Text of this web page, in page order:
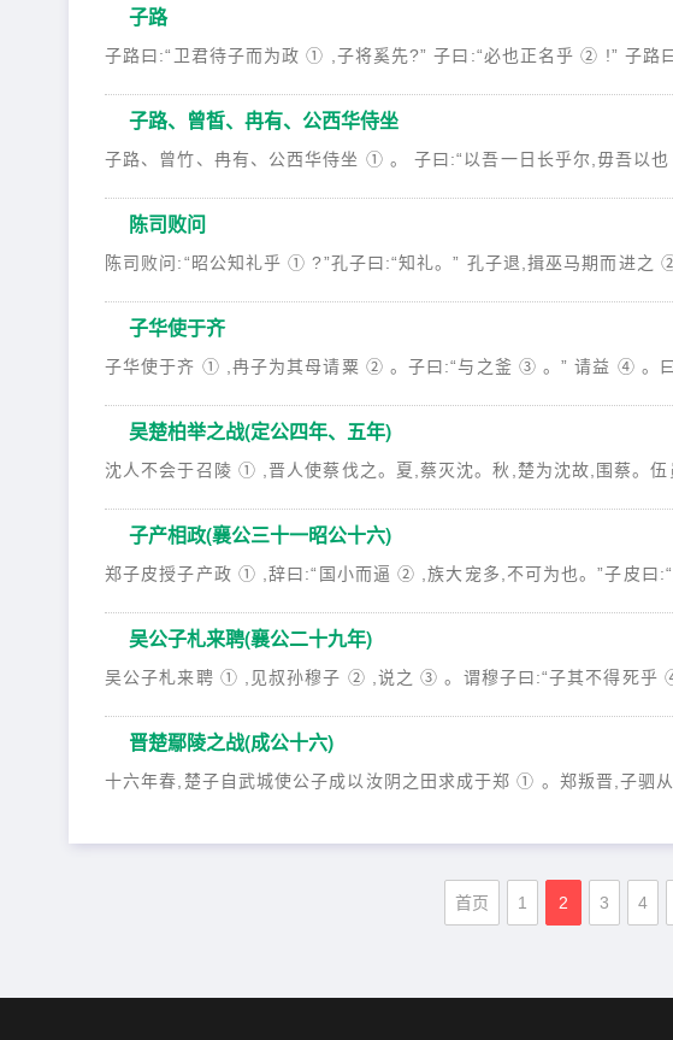
子路
子路曰:“卫君待子而为政 ① ,子将奚先?” 子曰:“必也正名乎 ② !” 子路
子路、曾皙、冉有、公西华侍坐
子路、曾竹、冉有、公西华侍坐 ① 。 子曰:“以吾一日长乎尔,毋吾以
陈司败问
陈司败问:“昭公知礼乎 ① ?”孔子曰:“知礼。” 孔子退,揖巫马期而进
子华使于齐
子华使于齐 ① ,冉子为其母请粟 ② 。子曰:“与之釜 ③ 。” 请益 ④ 。
吴楚柏举之战(定公四年、五年)
沈人不会于召陵 ① ,晋人使蔡伐之。夏,蔡灭沈。秋,楚为沈故,围蔡。
子产相政(襄公三十一昭公十六)
郑子皮授子产政 ① ,辞曰:“国小而逼 ② ,族大宠多,不可为也。”子皮曰
吴公子札来聘(襄公二十九年)
吴公子札来聘 ① ,见叔孙穆子 ② ,说之 ③ 。谓穆子曰:“子其不得死乎
晋楚鄢陵之战(成公十六)
十六年春,楚子自武城使公子成以汝阴之田求成于郑 ① 。郑叛晋,子驷
首页 1 2 3 4